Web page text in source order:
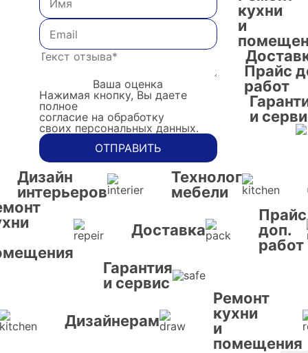
Ваша оценка
Нажимая кнопку, Вы даете
полное
согласие на обработку
своих персональных данных.
ОТПРАВИТЬ
кухни
и
Прайс
работ
и
Дизайн
интерьеров
Технолог
мебели
Доставка
Прайс
доп.
работ
Гарантия
и сервис
Дизайнерам
Ремонт
кухни
и
помещения